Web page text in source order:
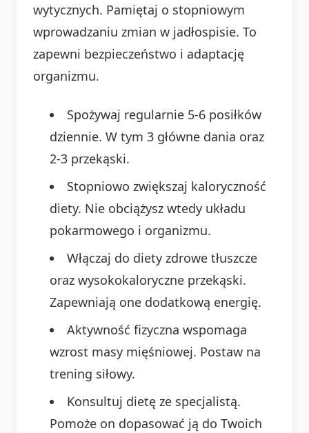
wytycznych. Pamiętaj o stopniowym
wprowadzaniu zmian w jadłospisie. To
zapewni bezpieczeństwo i adaptację
organizmu.
Spożywaj regularnie 5-6 posiłków
dziennie. W tym 3 główne dania oraz
2-3 przekąski.
Stopniowo zwiększaj kaloryczność
diety. Nie obciążysz wtedy układu
pokarmowego i organizmu.
Włączaj do diety zdrowe tłuszcze
oraz wysokokaloryczne przekąski.
Zapewniają one dodatkową energię.
Aktywność fizyczna wspomaga
wzrost masy mięśniowej. Postaw na
trening siłowy.
Konsultuj dietę ze specjalistą.
Pomoże on dopasować ją do Twoich